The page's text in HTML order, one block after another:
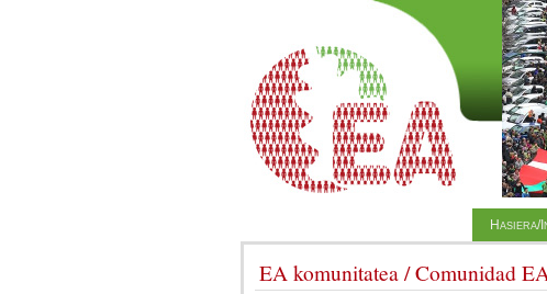
Hasiera/
EA komunitatea / Comunidad